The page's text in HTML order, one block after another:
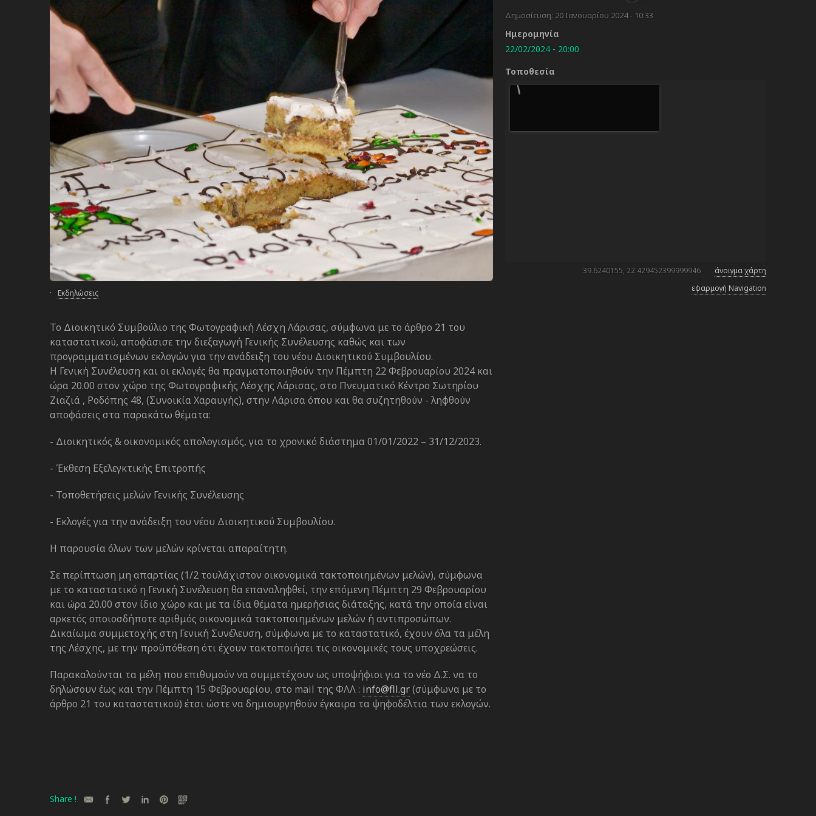
· Εκδηλώσεις
Το Διοικητικό Συμβούλιο της Φωτογραφική Λέσχη Λάρισας, σύμφωνα με το άρθρο 21 του
καταστατικού, αποφάσισε την διεξαγωγή Γενικής Συνέλευσης καθώς και των
προγραμματισμένων εκλογών για την ανάδειξη του νέου Διοικητικού Συμβουλίου.
Η Γενική Συνέλευση και οι εκλογές θα πραγματοποιηθούν την Πέμπτη 22 Φεβρουαρίου 2024 και
ώρα 20.00 στον χώρο της Φωτογραφικής Λέσχης Λάρισας, στο Πνευματικό Κέντρο Σωτηρίου
Ζιαζιά , Ροδόπης 48, (Συνοικία Χαραυγής), στην Λάρισα όπου και θα συζητηθούν - ληφθούν
αποφάσεις στα παρακάτω θέματα:
- Διοικητικός & οικονομικός απολογισμός, για το χρονικό διάστημα 01/01/2022 – 31/12/2023.
- Έκθεση Εξελεγκτικής Επιτροπής
- Τοποθετήσεις μελών Γενικής Συνέλευσης
- Εκλογές για την ανάδειξη του νέου Διοικητικού Συμβουλίου.
Η παρουσία όλων των μελών κρίνεται απαραίτητη.
Σε περίπτωση μη απαρτίας (1/2 τουλάχιστον οικονομικά τακτοποιημένων μελών), σύμφωνα
με το καταστατικό η Γενική Συνέλευση θα επαναληφθεί, την επόμενη Πέμπτη 29 Φεβρουαρίου
και ώρα 20.00 στον ίδιο χώρο και με τα ίδια θέματα ημερήσιας διάταξης, κατά την οποία είναι
αρκετός οποιοσδήποτε αριθμός οικονομικά τακτοποιημένων μελών ή αντιπροσώπων.
Δικαίωμα συμμετοχής στη Γενική Συνέλευση, σύμφωνα με το καταστατικό, έχουν όλα τα μέλη
της Λέσχης, με την προϋπόθεση ότι έχουν τακτοποιήσει τις οικονομικές τους υποχρεώσεις.
Παρακαλούνται τα μέλη που επιθυμούν να συμμετέχουν ως υποψήφιοι για το νέο Δ.Σ. να το
δηλώσουν έως και την Πέμπτη 15 Φεβρουαρίου, στο mail της ΦΛΛ : info@fll.gr(σύμφωνα με το
άρθρο 21 του καταστατικού) έτσι ώστε να δημιουργηθούν έγκαιρα τα ψηφοδέλτια των εκλογών.
Δημοσίευση: 20 Ιανουαρίου 2024 - 10:33
Ημερομηνία
22/02/2024 - 20:00
Τοποθεσία
39.6240155, 22.429452399999946
άνοιγμα χάρτη
εφαρμογή Navigation
Share !